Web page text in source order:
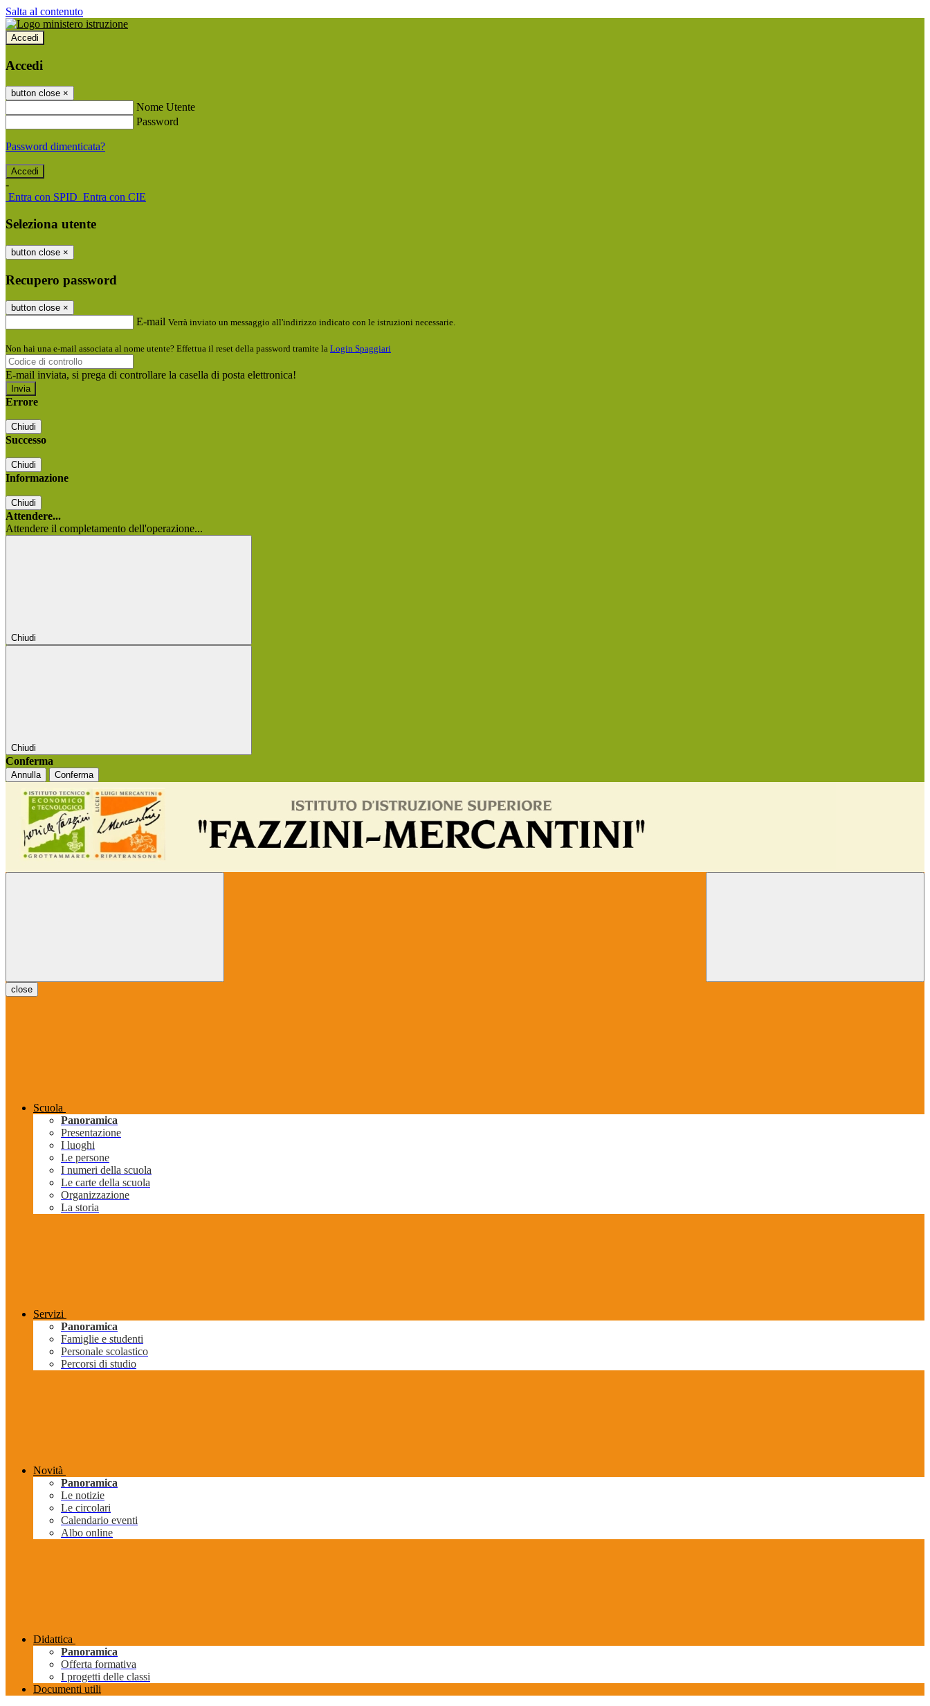
Salta al contenuto
Accedi
Accedi
button close ×
Nome Utente
Password
Password dimenticata?
-
Entra con SPID Entra con CIE
Seleziona utente
button close ×
Recupero password
button close ×
E-mail Verrà inviato un messaggio all'indirizzo indicato con le istruzioni necessarie.
Non hai una e-mail associata al nome utente? Effettua il reset della password tramite la Login Spaggiari
E-mail inviata, si prega di controllare la casella di posta elettronica!
Errore
Chiudi
Successo
Chiudi
Informazione
Chiudi
Attendere...
Attendere il completamento dell'operazione...
Chiudi
Chiudi
Conferma
Annulla Conferma
close
Scuola
Panoramica
Presentazione
I luoghi
Le persone
I numeri della scuola
Le carte della scuola
Organizzazione
La storia
Servizi
Panoramica
Famiglie e studenti
Personale scolastico
Percorsi di studio
Novità
Panoramica
Le notizie
Le circolari
Calendario eventi
Albo online
Didattica
Panoramica
Offerta formativa
I progetti delle classi
Documenti utili